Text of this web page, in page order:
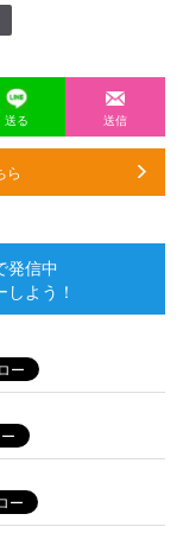
送る 送信
ら
発信中
よう！